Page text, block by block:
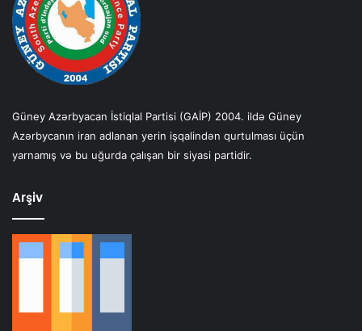
Güney Azərbyacan İstiqlal Partisi (GAİP) 2004. ildə Güney
Azərbycanın iran adlanan yerin işqalindən qurtulması üçün
yarnamış və bu uğurda çalışan bir siyasi partidir.
Arşiv